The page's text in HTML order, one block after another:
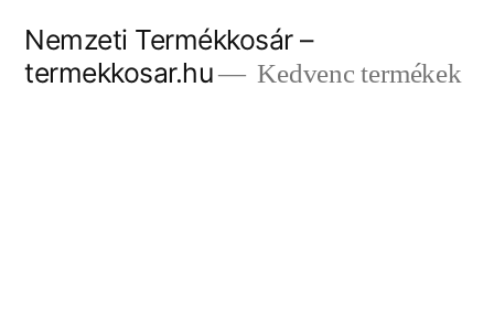
Nemzeti Termékkosár –
termekkosar.hu
Kedvenc termékek